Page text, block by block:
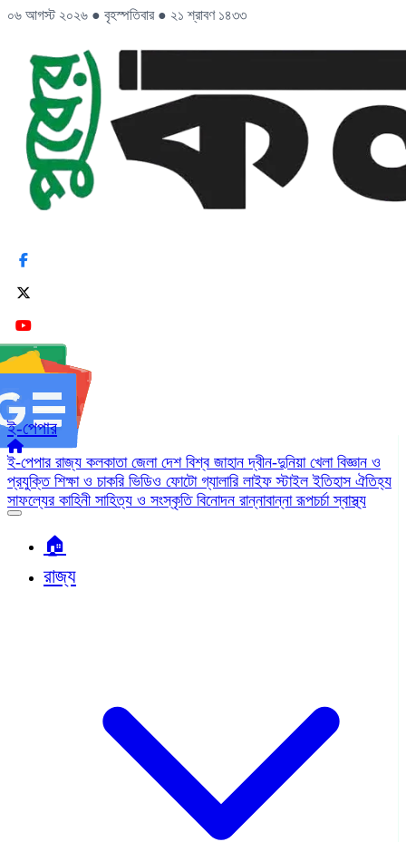
০৬ আগস্ট ২০২৬ ● বৃহস্পতিবার ● ২১ শ্রাবণ ১৪৩৩
ই-পেপার
ই-পেপার রাজ্য কলকাতা জেলা দেশ বিশ্ব জাহানদ্বীন-দুনিয়া খেলা বিজ্ঞান ও
প্রযুক্তি শিক্ষা ও চাকরি ভিডিও ফোটো গ্যালারি লাইফ স্টাইলইতিহাস ঐতিহ্য
সাফল্যের কাহিনী সাহিত্য ও সংস্কৃতি বিনোদন রান্নাবান্নারূপচর্চাস্বাস্থ্য
🏠︎
রাজ্য